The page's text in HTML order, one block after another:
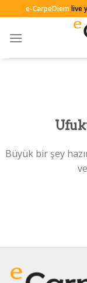
to
content
e-CarpeDiemlive
Büyük bir şey